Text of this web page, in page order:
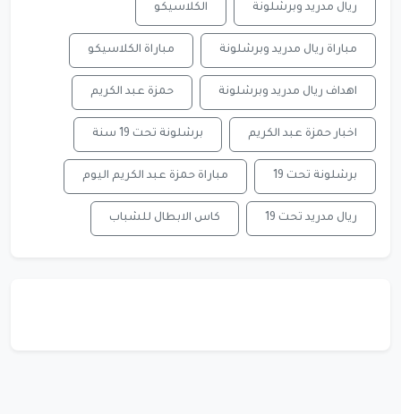
ريال مدريد وبرشلونة الكلاسيكو
مباراة ريال مدريد وبرشلونة مباراة الكلاسيكو
اهداف ريال مدريد وبرشلونة حمزة عبد الكريم
اخبار حمزة عبد الكريم برشلونة تحت 19 سنة
برشلونة تحت 19 مباراة حمزة عبد الكريم اليوم
ريال مدريد تحت 19 كاس الابطال للشباب